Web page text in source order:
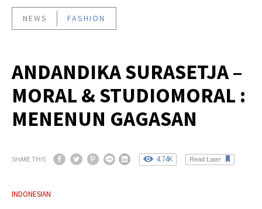
NEWS FASHION
ANDANDIKA SURASETJA –
MORAL & STUDIOMORAL :
MENENUN GAGASAN
SHARE THIS 4.74K Read Later
INDONESIAN